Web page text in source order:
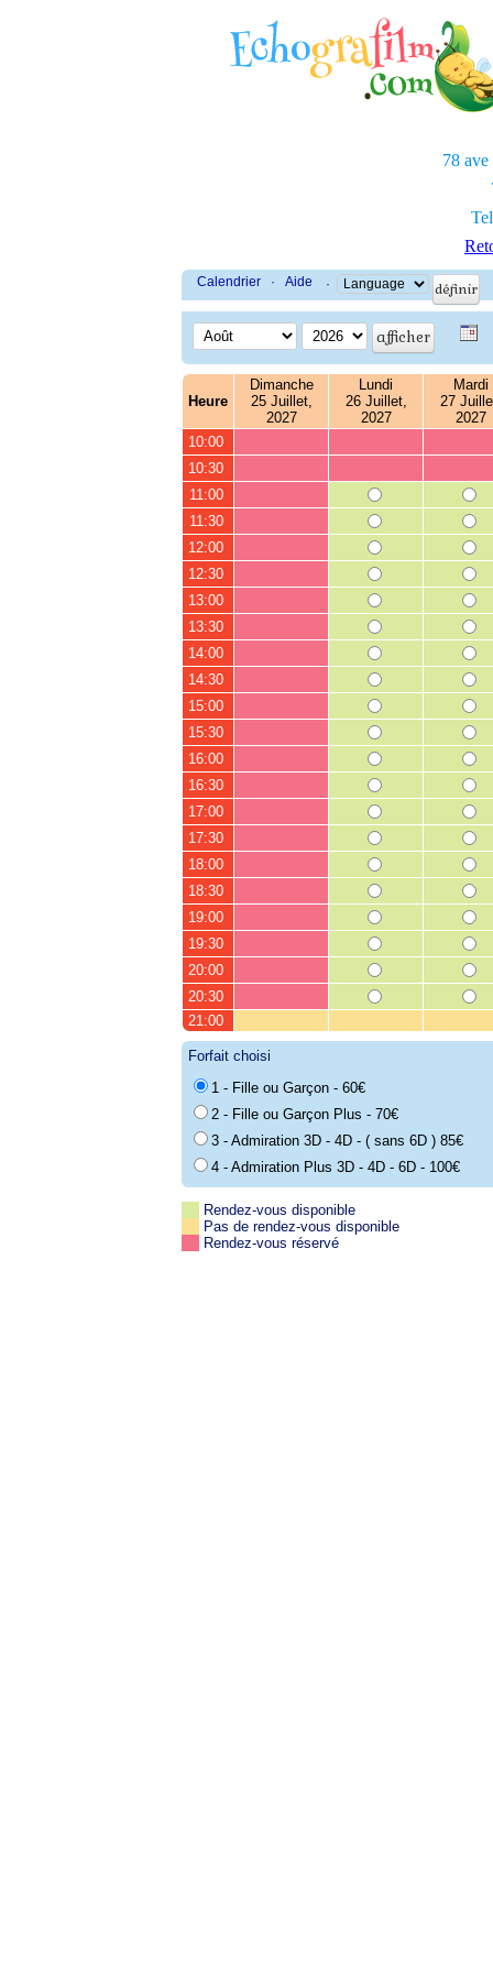
78 ave
Calendrier · Aide ·
Heure
Dimanche
25 Juillet,
2027
Lundi
26 Juillet,
2027
Mardi
27
2027
10:00
10:30
11:00
11:30
12:00
12:30
13:00
13:30
14:00
14:30
15:00
15:30
16:00
16:30
17:00
17:30
18:00
18:30
19:00
19:30
20:00
20:30
21:00
Forfait choisi
1 - Fille ou Garçon - 60€
2 - Fille ou Garçon Plus - 70€
3 - Admiration 3D - 4D - ( sans 6D ) 85€
4 - Admiration Plus 3D - 4D - 6D - 100€
Rendez-vous disponible
Pas de rendez-vous disponible
Rendez-vous réservé